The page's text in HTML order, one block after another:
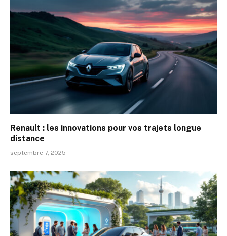
Renault : les innovations pour vos trajets longue
distance
septembre 7, 2025